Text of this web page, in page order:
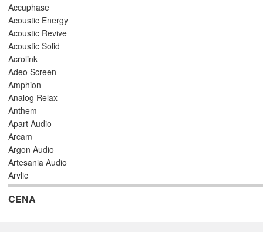
Accuphase
Acoustic Energy
Acoustic Revive
Acoustic Solid
Acrolink
Adeo Screen
Amphion
Analog Relax
Anthem
Apart Audio
Arcam
Argon Audio
Artesania Audio
Arylic
Astell/Kern
Atlas
CENA